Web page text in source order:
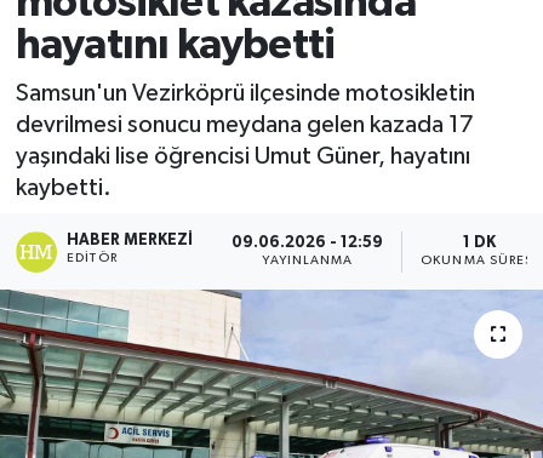
hayatını kaybetti
Samsun'un Vezirköprü ilçesinde motosikletin
devrilmesi sonucu meydana gelen kazada 17
yaşındaki lise öğrencisi Umut Güner, hayatını
kaybetti.
HABER MERKEZI
EDITÖR
09.06.2026 - 12:59
YAYINLANMA
1 DK
OKUNMA SÜRESI
Ekonomi
Sağlık
Tokat Haber